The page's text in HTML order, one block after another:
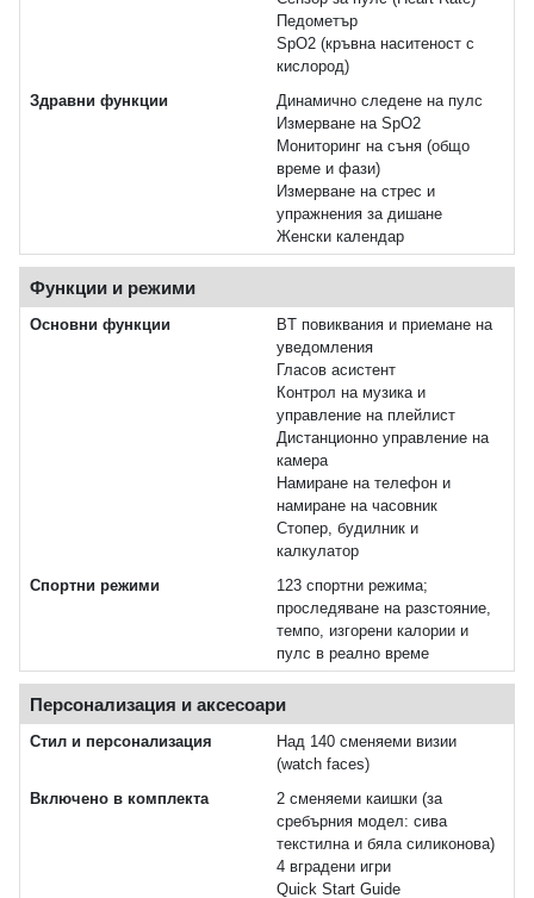
Педометър
SpO2 (кръвна наситеност с
кислород)
Здравни функции
Динамично следене на пулс
Измерване на SpO2
Мониторинг на съня (общо
време и фази)
Измерване на стрес и
упражнения за дишане
Женски календар
Функции и режими
Основни функции
BT повиквания и приемане на
уведомления
Гласов асистент
Контрол на музика и
управление на плейлист
Дистанционно управление на
камера
Намиране на телефон и
намиране на часовник
Стопер, будилник и
калкулатор
Спортни режими
123 спортни режима;
проследяване на разстояние,
темпо, изгорени калории и
пулс в реално време
Персонализация и аксесоари
Стил и персонализация
Над 140 сменяеми визии
(watch faces)
Включено в комплекта
2 сменяеми каишки (за
сребърния модел: сива
текстилна и бяла силиконова)
4 вградени игри
Quick Start Guide